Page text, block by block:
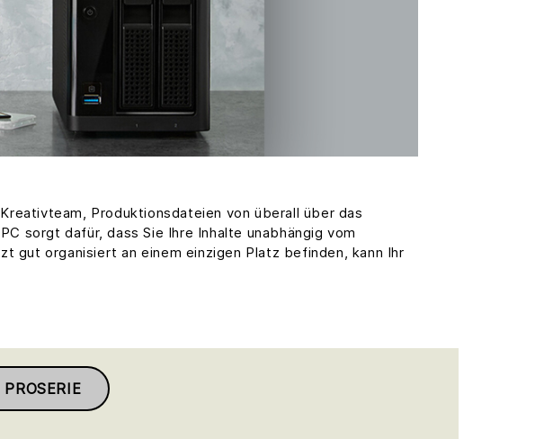
Produktionsdateien von überall über das
sorgt dafür, dass Sie Ihre Inhalte unabhängig vom
gut organisiert an einem einzigen Platz befinden, kann Ihr